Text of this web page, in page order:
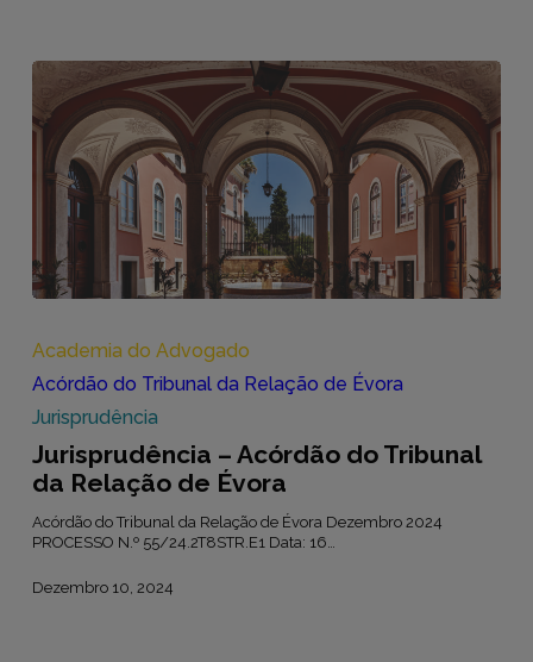
Acórdão
Tribunal
da
Relação
de
Évora
Academia do Advogado
Acórdão do Tribunal da Relação de Évora
Jurisprudência
Jurisprudência – Acórdão do Tribunal
da Relação de Évora
Acórdão do Tribunal da Relação de Évora Dezembro 2024
PROCESSO N.º 55/24.2T8STR.E1 Data: 16…
Dezembro 10, 2024